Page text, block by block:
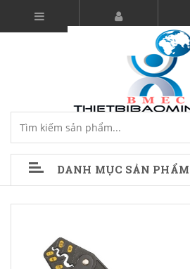
DANH MỤC SẢN PHẨM